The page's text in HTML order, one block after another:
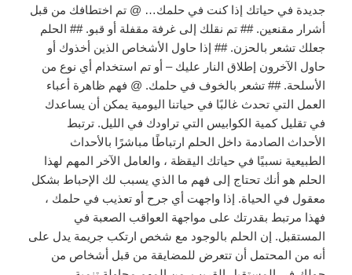
جديدة في حياتك إذا كنت في حلمك… @ تم اختطافك من قبل
أشرار مقنعين. ## تم نقلك إلى غرفة مقفلة أو قبو. ## الحلم
جعلك تشعر بالحزن. ## إذا حاول الأشخاص الذين أخذوك أو
حاول الآخرون إطلاق النار عليك – أو تم استخدام أي نوع من
الأسلحة. ## تشعر بالخوف في حلمك. @ فهم ظاهرة أعباء
العمل التي تحدث غالبًا في حياتنا اليومية يمكن أن يساعدك
في تقليل كمية الكوابيس التي تراودك في الليل. ترتبط
الأحداث الصادمة داخل الحلم ارتباطًا مباشرًا بالأحداث
الطبيعية نسبيًا في حياتك اليقظة ، والعامل الآخر المهم لهذا
الحلم هو أنك تحتاج إلى فهم ما الذي يسبب لك الإحباط بشكل
معقول في الحياة. إذا واجهت أي جرح أو تعذيب في حلمك ،
فهذا مرتبط بقدرتك على مواجهة العواقب الصعبة في
المستقبل. إن الحلم بالوجود مع شخص ارتكب جريمة يدل على
أنه من المحتمل أن تتعرض للمضايقة من قبل أشخاص من